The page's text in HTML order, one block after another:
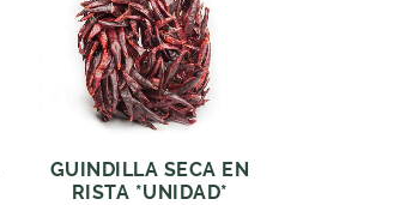
GUINDILLA SECA EN
RISTA *UNIDAD*